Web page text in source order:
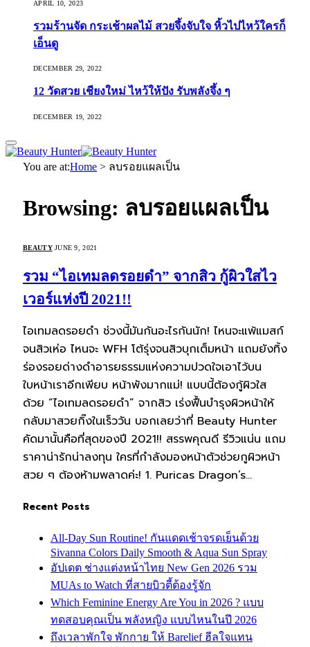
APRIL 10, 2023
รวมร้านจัด กระเช้าผลไม้ สวยจึ้งจับใจ หิ้วไปไหว้ใครก็
เอ็นดู
DECEMBER 29, 2022
12 วัดสวย เชียงใหม่ ไหว้ให้ปัง รับพลังจึ้ง ๆ
DECEMBER 19, 2022
You are at:Home > ลบรอยแผลเป็น
Browsing: ลบรอยแผลเป็น
BEAUTY JUNE 9, 2021
รวม “ไอเทมลดรอยดำ” จากสิว กู้ผิวใสไว
เวอร์แห่งปี 2021!!
ไอเทมลดรอยดำ ช่วงนี้มันกันอะไรกันนัก! ไหนจะแพ้แมสก์
จนสิวเห่อ ไหนจะ WFH โต้รุ่งจนสิวบุกเต็มหน้า แถมยังทิ้ง
ร่องรอยด่างดำอารยธรรมแห่งความปวดใจเอาไว้บน
ใบหน้าเราอีกเพียบ หน้าพังมากแม่! แบบนี้ต้องกู้ผิวใส
ด้วย “ไอเทมลดรอยดำ” จากสิว เร่งฟื้นบำรุงผิวหน้าให้
กลับมาสวยกิ๊งในเร็ววัน บอกเลยว่าที่ Beauty Hunter
คัดมานั้นคือที่สุดของปี 2021!! สรรพคุณดี รีวิวแน่น แถม
ราคาน่ารักน่าลงทุน ใครที่กำลังมองหน้าตัวช่วยกูผิวหน้า
สวย ๆ ต้องห้ามพลาดค่ะ! 1. Puricas Dragon’s…
Recent Posts
All-Day Sun Routine! กันแดดเช้าจรดเย็นด้วย
Sivanna Colors Daily Smooth & Aqua Sun Spray
อัปเดต ช่างแต่งหน้าไทย New Gen 2026 รวม
MUAs to Watch ที่สายบิวตี้ต้องรู้จัก
Which Feminine Energy Are You in 2026 ? แบบ
ทดสอบคุณเป็น พลังหญิง แบบไหนในปี 2026
ถึงเวลาพักใจ พักกาย ให้ Barelief ฮีลใจแทน